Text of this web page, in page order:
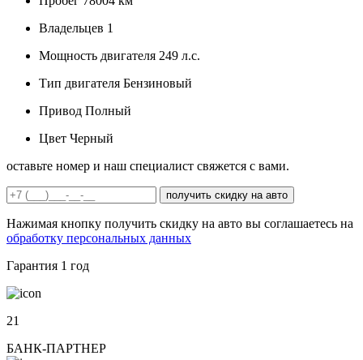
Владельцев 1
Мощность двигателя 249 л.с.
Тип двигателя Бензиновый
Привод Полный
Цвет Черный
оставьте номер и наш специалист свяжется с вами.
получить скидку на авто
Нажимая кнопку получить скидку на авто вы соглашаетесь на
обработку персональных данных
Гарантия 1 год
21
БАНК-ПАРТНЕР